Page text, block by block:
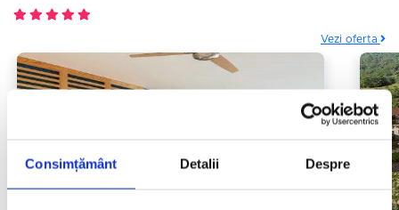
Consimțământ Detalii Despre
Vezi oferta